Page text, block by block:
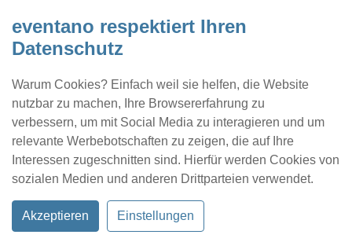
eventano respektiert Ihren
Datenschutz
Warum Cookies? Einfach weil sie helfen, die Website
nutzbar zu machen, Ihre Browsererfahrung zu
verbessern, um mit Social Media zu interagieren und um
relevante Werbebotschaften zu zeigen, die auf Ihre
Interessen zugeschnitten sind. Hierfür werden Cookies von
sozialen Medien und anderen Drittparteien verwendet.
Akzeptieren Einstellungen
Kontakt Location eintragen Profil